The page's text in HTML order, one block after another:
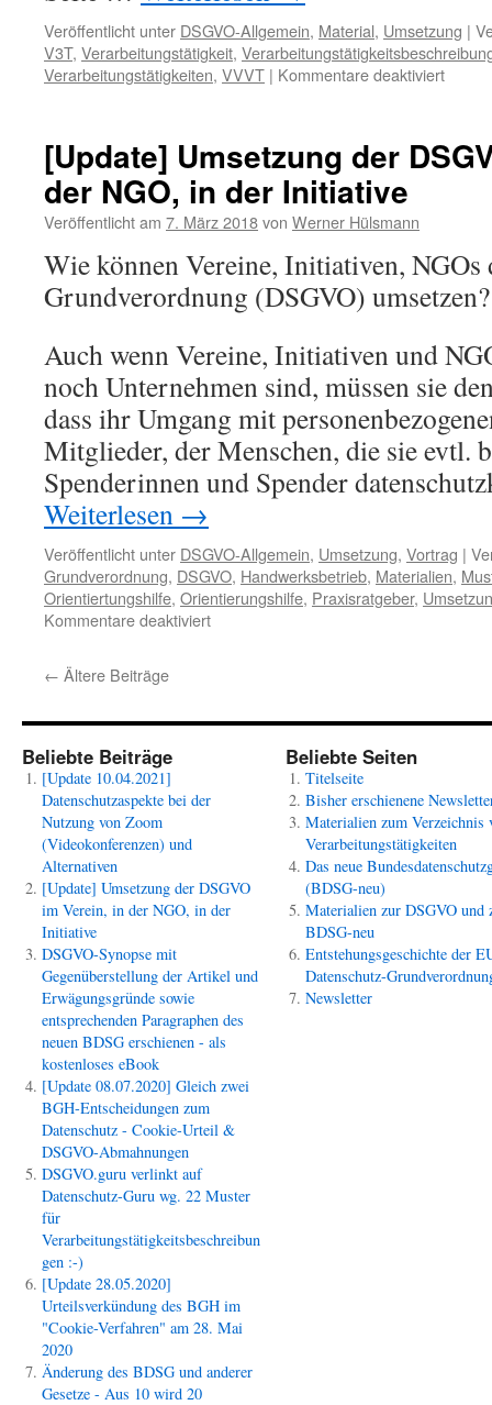
Veröffentlicht unter DSGVO-Allgemein, Material, Umsetzung |
V3T, Verarbeitungstätigkeit,
Verarbeitungstätigkeiten, VVVT | Kommentare deaktiviertfür
für
[Update] Umsetzung der
der NGO, in der Initiative
Veröffentlicht am 7. März 2018von Werner Hülsmann
Wie können Vereine, Initiativen,
Grundverordnung (DSGVO) umsetzen?
Auch wenn Vereine, Initiativen und
noch Unternehmen sind, müssen sie
dass ihr Umgang mit
Mitglieder, der Menschen, die sie evtl.
Spenderinnen und Spender
Weiterlesen →
Veröffentlicht unter DSGVO-Allgemein, Umsetzung, Vortrag |
Grundverordnung, DSGVO, Handwerksbetrieb, Materialien,
Orientiertungshilfe, Orientierungshilfe, Praxisratgeber,
Kommentare deaktiviertfür
im
der
Initiative
← Ältere Beiträge
Beliebte Beiträge
[Update 10.04.2021]
Datenschutzaspekte bei der
Nutzung von Zoom
(Videokonferenzen) und
Alternativen
[Update] Umsetzung der DSGVO
im Verein, in der NGO, in der
Initiative
DSGVO-Synopse mit
Gegenüberstellung der Artikel und
Erwägungsgründe sowie
entsprechenden Paragraphen des
neuen BDSG erschienen - als
kostenloses eBook
[Update 08.07.2020] Gleich zwei
BGH-Entscheidungen zum
Datenschutz - Cookie-Urteil &
DSGVO-Abmahnungen
DSGVO.guru verlinkt auf
Datenschutz-Guru wg. 22 Muster
für
Verarbeitungstätigkeitsbeschreibun
gen :-)
[Update 28.05.2020]
Urteilsverkündung des BGH im
"Cookie-Verfahren" am 28. Mai
2020
Änderung des BDSG und anderer
Gesetze - Aus 10 wird 20
Beliebte Seiten
Titelseite
Bisher erschienene
Materialien zum Verzeichnis
Verarbeitungstätigkeiten
Das neue
(BDSG-neu)
Materialien zur DSGVO und
BDSG-neu
Entstehungsgeschichte der
Datenschutz-
Newsletter